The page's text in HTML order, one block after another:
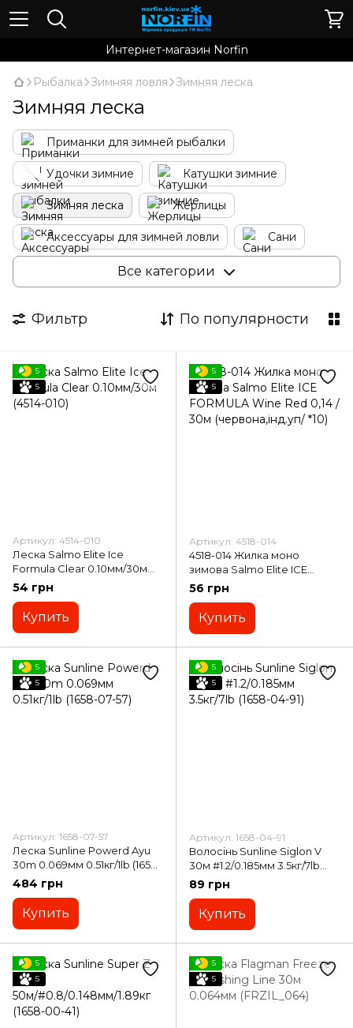
Интернет-магазин Norfin
Рыбалка Зимняя ловля Зимняя леска
Зимняя леска
Приманки для зимней рыбалки
Удочки зимние Катушки зимние
Зимняя леска Жерлицы
Аксессуары для зимней ловли Сани
Буры и пешни Ящики и коробки
Все категории
Фильтр По популярности
5
5
Артикул: 4514-010
Леска Salmo Elite Ice
Formula Clear 0.10мм/30м
(4514-010)
54 грн
Купить
5
5
Артикул: 4518-014
4518-014 Жилка моно
зимова Salmo Elite ICE
FORMULA Wine Red 0,14 /
30м (червона,інд.уп/ *10)
56 грн
Купить
5
5
Артикул: 1658-07-57
Леска Sunline Powerd Ayu
30m 0.069мм 0.51кг/1lb (1658-
07-57)
484 грн
Купить
5
5
Артикул: 1658-04-91
Волосінь Sunline Siglon V
30м #1.2/0.185мм 3.5кг/7lb
(1658-04-91)
89 грн
Купить
5
5
5
5